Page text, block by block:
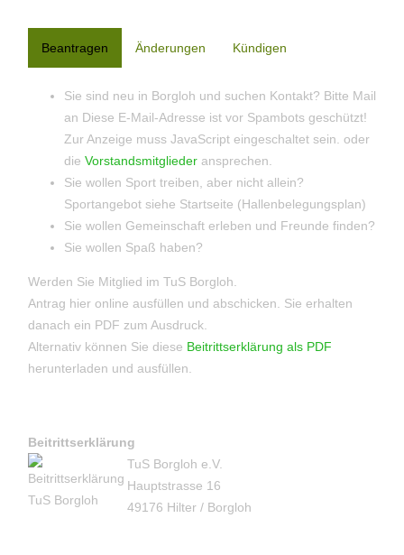
Beantragen Änderungen Kündigen
Sie sind neu in Borgloh und suchen Kontakt? Bitte Mail
an Diese E-Mail-Adresse ist vor Spambots geschützt!
Zur Anzeige muss JavaScript eingeschaltet sein. oder
die Vorstandsmitglieder ansprechen.
Sie wollen Sport treiben, aber nicht allein?
Sportangebot siehe Startseite (Hallenbelegungsplan)
Sie wollen Gemeinschaft erleben und Freunde finden?
Sie wollen Spaß haben?
Werden Sie Mitglied im TuS Borgloh.
Antrag hier online ausfüllen und abschicken. Sie erhalten
danach ein PDF zum Ausdruck.
Alternativ können Sie diese Beitrittserklärung als PDF
herunterladen und ausfüllen.
Beitrittserklärung
TuS Borgloh e.V.
Hauptstrasse 16
49176 Hilter / Borgloh